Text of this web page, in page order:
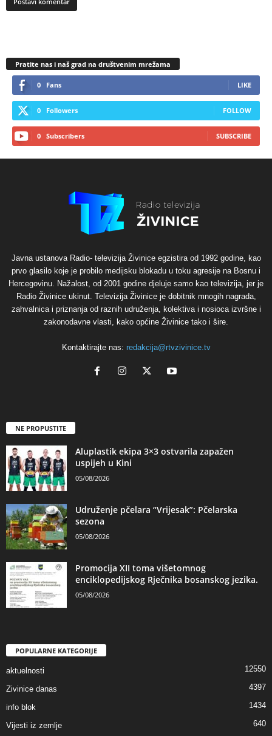
Pratite nas i naš grad na društvenim mrežama
0 Fans LIKE
0 Followers FOLLOW
0 Subscribers SUBSCRIBE
Javna ustanova Radio- televizija Živinice egzistira od 1992 godine, kao
prvo glasilo koje je probilo medijsku blokadu u toku agresije na Bosnu i
Hercegovinu. Nažalost, od 2001 godine djeluje samo kao televizija, jer je
Radio Živinice ukinut. Televizija Živinice je dobitnik mnogih nagrada,
zahvalnica i priznanja od raznih udruženja, kolektiva i nosioca izvršne i
zakonodavne vlasti, kako općine Živinice tako i šire.
Kontaktirajte nas: redakcija@rtvzivinice.tv
NE PROPUSTITE
Aluplastik ekipa 3×3 ostvarila zapažen
uspijeh u Kini
05/08/2026
Udruženje pčelara “Vrijesak”: Pčelarska
sezona
05/08/2026
Promocija XII toma višetomnog
enciklopedijskog Rječnika bosanskog jezika.
05/08/2026
POPULARNE KATEGORIJE
aktuelnosti 12550
Zivinice danas 4397
info blok 1434
Vijesti iz zemlje 640